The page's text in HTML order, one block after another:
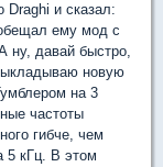
Draghi и сказал:
ему мод с
ну, давай быстро,
новую
на 3
частоты
гибче, чем
5 кГц. В этом